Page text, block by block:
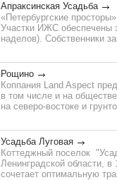
Апраксинская Усадьба
«Петербургские
Участки ИЖС обеспечены
наделов). Собственники
Рощино
Коппания Land Aspect
в том числе и на
на северо-востоке и
Усадьба Луговая
Коттеджный поселок
Ленинградской области,
сочетает оптимальную